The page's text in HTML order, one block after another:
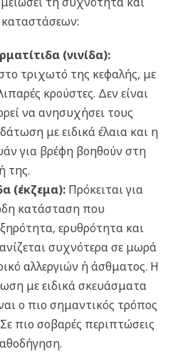
(νινίδα):
τριχωτό της κεφαλής, με
κρούστες. Δεν είναι
να ανησυχήσει τους
με ειδικά έλαια και η
για βρέφη βοηθούν στη
της.
(έκζεμα):Πρόκειται για
κατάσταση που
ερυθρότητα και
συχνότερα σε μωρά
αλλεργιών ή άσθματος. Η
με ειδικά σκευάσματα
ο πιο σημαντικός τρόπος
πιο σοβαρές περιπτώσεις